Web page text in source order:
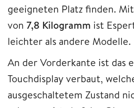
geeigneten Platz finden.
von 7,8 Kilogramm ist
leichter als andere Modelle.
An der Vorderkante ist das
Touchdisplay verbaut,
ausgeschaltetem Zustand